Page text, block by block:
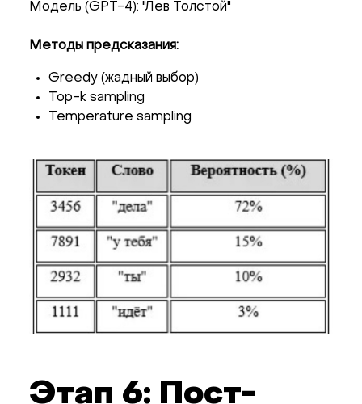
Модель (GPT-4): "Лев Толстой"
Методы предсказания:
Greedy (жадный выбор)
Top-k sampling
Temperature sampling
Этап 6: Пост-